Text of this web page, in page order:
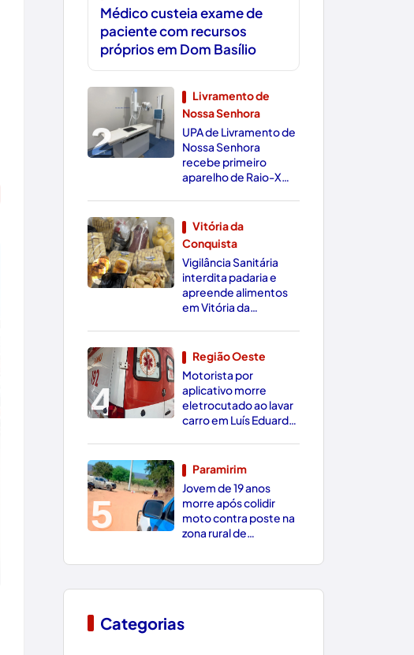
Médico custeia exame de
paciente com recursos
próprios em Dom Basílio
2
Livramento de
Nossa Senhora
UPA de Livramento de
Nossa Senhora
recebe primeiro
aparelho de Raio-X
3
Vitória da
Conquista
Vigilância Sanitária
interdita padaria e
apreende alimentos
em Vitória da
4
Região Oeste
Motorista por
aplicativo morre
eletrocutado ao lavar
carro em Luís Eduardo
5
Paramirim
Jovem de 19 anos
morre após colidir
moto contra poste na
zona rural de
Categorias